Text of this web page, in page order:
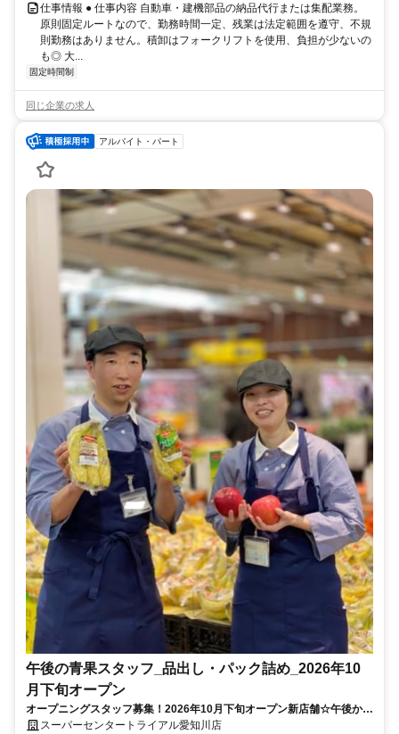
仕事情報 ● 仕事内容 自動車・建機部品の納品代行または集配業務。
原則固定ルートなので、勤務時間一定、残業は法定範囲を遵守、不規
則勤務はありません。積卸はフォークリフトを使用、負担が少ないの
も◎ 大...
固定時間制
同じ企業の求人
アルバイト・パート
午後の青果スタッフ_品出し・パック詰め_2026年10
月下旬オープン
オープニングスタッフ募集！2026年10月下旬オープン新店舗☆午後から
ゆっくり勤務♪未経験者◎
スーパーセンタートライアル愛知川店